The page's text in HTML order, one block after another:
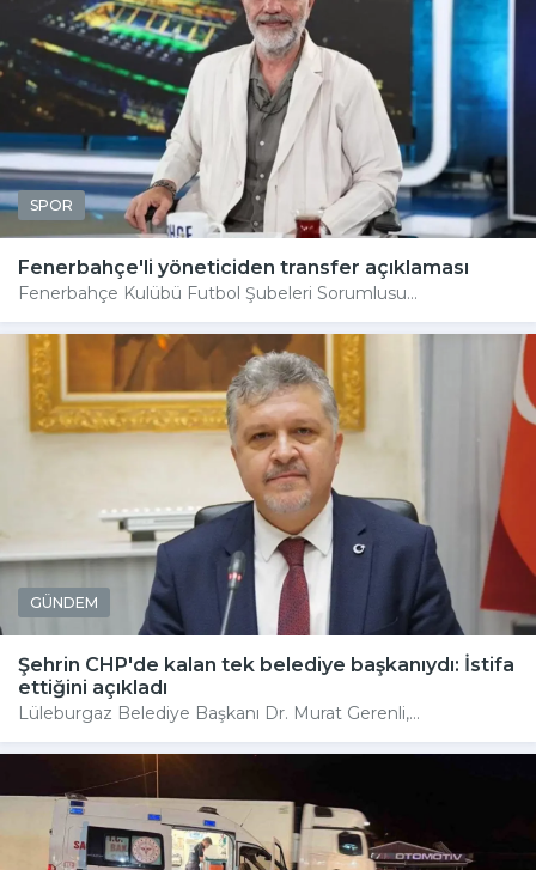
SPOR
Fenerbahçe'li yöneticiden transfer açıklaması
Fenerbahçe Kulübü Futbol Şubeleri Sorumlusu...
GÜNDEM
Şehrin CHP'de kalan tek belediye başkanıydı: İstifa
ettiğini açıkladı
Lüleburgaz Belediye Başkanı Dr. Murat Gerenli,...